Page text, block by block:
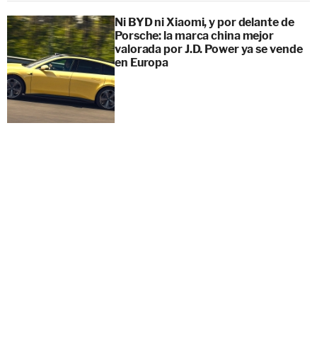
Ni BYD ni Xiaomi, y por delante de
Porsche: la marca china mejor
valorada por J.D. Power ya se vende
en Europa